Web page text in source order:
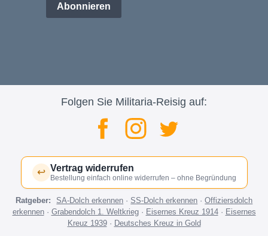
Abonnieren
Folgen Sie Militaria-Reisig auf:
↩ Vertrag widerrufen
Bestellung einfach online widerrufen – ohne Begründung
Ratgeber: SA-Dolch erkennen ·SS-Dolch erkennen ·Offiziersdolch
erkennen· Grabendolch 1. Weltkrieg· Eisernes Kreuz 1914· Eisernes
Kreuz 1939· Deutsches Kreuz in Gold